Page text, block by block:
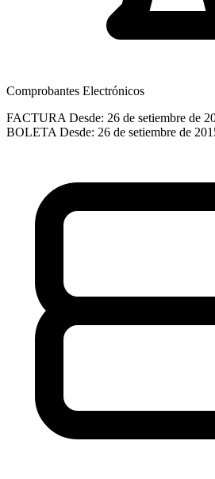
Comprobantes Electrónicos
FACTURA Desde: 26 de setiembre de
BOLETA Desde: 26 de setiembre de